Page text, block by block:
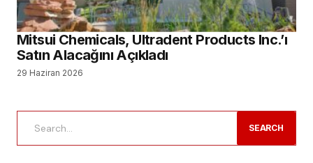
Mitsui Chemicals, Ultradent Products Inc.’ı
Satın Alacağını Açıkladı
29 Haziran 2026
SEARCH